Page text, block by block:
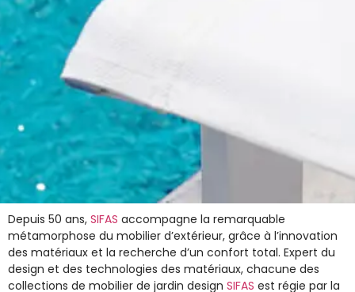
Depuis 50 ans, SIFAS accompagne la remarquable
métamorphose du mobilier d’extérieur, grâce à l’innovation
des matériaux et la recherche d’un confort total. Expert du
design et des technologies des matériaux, chacune des
collections de mobilier de jardin design SIFAS est régie par la